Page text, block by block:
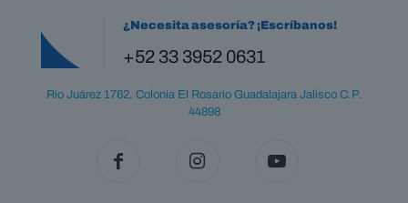
¿Necesita asesoría? ¡Escríbanos!
+52 33 3952 0631
Rio Juárez 1762, Colonia El Rosario Guadalajara Jalisco C.P.
44898